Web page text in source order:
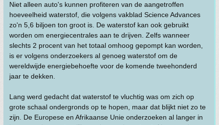
Niet alleen auto's kunnen profiteren van de aangetroffen
hoeveelheid waterstof, die volgens vakblad Science Advances
zo'n 5,6 biljoen ton groot is. De waterstof kan ook gebruikt
worden om energiecentrales aan te drijven. Zelfs wanneer
slechts 2 procent van het totaal omhoog gepompt kan worden,
is er volgens onderzoekers al genoeg waterstof om de
wereldwijde energiebehoefte voor de komende tweehonderd
jaar te dekken.
Lang werd gedacht dat waterstof te vluchtig was om zich op
grote schaal ondergronds op te hopen, maar dat blijkt niet zo te
zijn. De Europese en Afrikaanse Unie onderzoeken al langer in